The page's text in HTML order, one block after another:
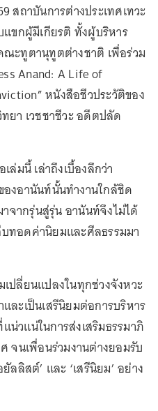
สถาบันการต่างประเทศเทวะ
แขกผู้มีเกียรติ ทั้งผู้บริหาร
ณะทูตานุทูตต่างชาติ เพื่อร่วม
Anand: A Life of
หนังสือชีวประวัติของ
ยา เวชชาชีวะ อดีตปลัด
ล่มนี้ เล่าถึงเบื้องลึกว่า
องอานันท์นั้นทำงานใกล้ชิด
ากรุ่นสู่รุ่น อานันท์จึงไม่ได้
ทอดค่านิยมและศีลธรรมมา
ปลี่ยนแปลงในทุกช่วงจังหวะ
ละเป็นเสรีนิยมต่อการบริหาร
วแน่ในการส่งเสริมธรรมาภิ
จนเพื่อนร่วมงานต่างยอมรับ
ลลิสต์’ และ ‘เสรีนิยม’ อย่าง